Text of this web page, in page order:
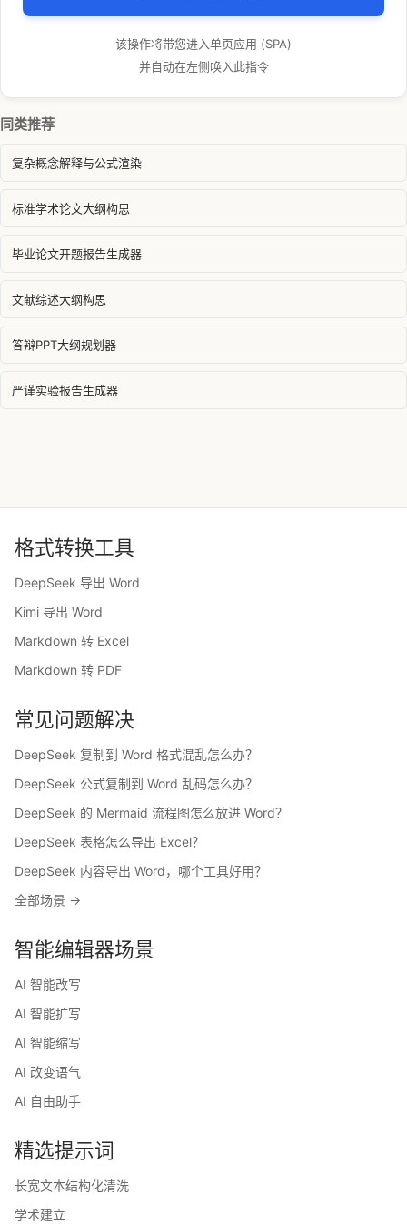
该操作将带您进入单页应用 (SPA)
并自动在左侧唤入此指令
同类推荐
复杂概念解释与公式渲染
标准学术论文大纲构思
毕业论文开题报告生成器
文献综述大纲构思
答辩PPT大纲规划器
严谨实验报告生成器
格式转换工具
DeepSeek 导出 Word
Kimi 导出 Word
Markdown 转 Excel
Markdown 转 PDF
常见问题解决
DeepSeek 复制到 Word 格式混乱怎么办？
DeepSeek 公式复制到 Word 乱码怎么办？
DeepSeek 的 Mermaid 流程图怎么放进 Word？
DeepSeek 表格怎么导出 Excel？
DeepSeek 内容导出 Word，哪个工具好用？
全部场景 →
智能编辑器场景
AI 智能改写
AI 智能扩写
AI 智能缩写
AI 改变语气
AI 自由助手
精选提示词
长宽文本结构化清洗
学术建立